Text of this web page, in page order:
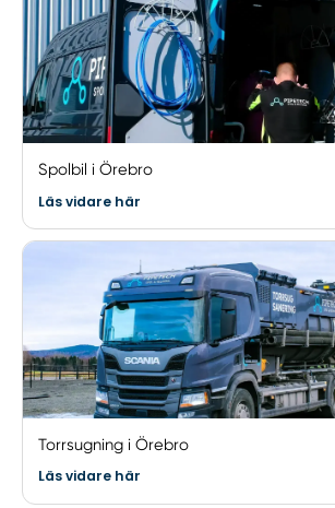
Spolbil i Örebro
Läs vidare här
Torrsugning i Örebro
Läs vidare här